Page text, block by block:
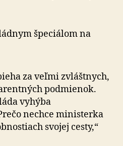
špeciálom na
za veľmi zvláštnych,
podmienok.
vyhýba
nechce ministerka
svojej cesty,“